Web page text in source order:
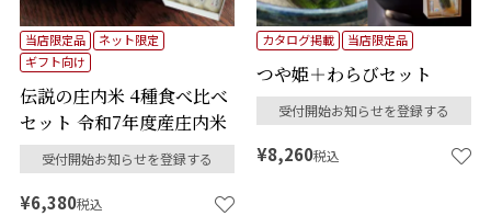
伝説の庄内米 4種食べ比べ
セット 令和7年度産庄内米
当店限定品
ネット限定
ギフト向け
受付開始お知らせを登録する
¥6,380税込
つや姫＋わらびセット
カタログ掲載 当店限定品
受付開始お知らせを登録する
¥8,260税込